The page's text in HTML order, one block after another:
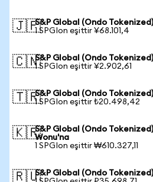
🇯🇵S&P Global (Ondo
1 SPGIon eşittir ¥68.101,4
🇨🇳S&P Global (Ondo
1 SPGIon eşittir ¥2.902,61
🇹🇷S&P Global (Ondo
1 SPGIon eşittir ₺20.498,42
🇰🇷S&P Global (Ondo
Wonu'na
1 SPGIon eşittir ₩610.327,11
🇷🇺S&P Global (Ondo